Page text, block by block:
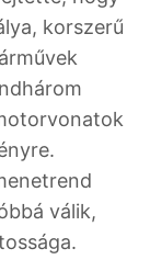
korszerű
válik,